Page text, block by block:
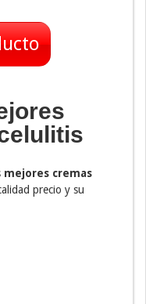
mejores cremas
precio y su